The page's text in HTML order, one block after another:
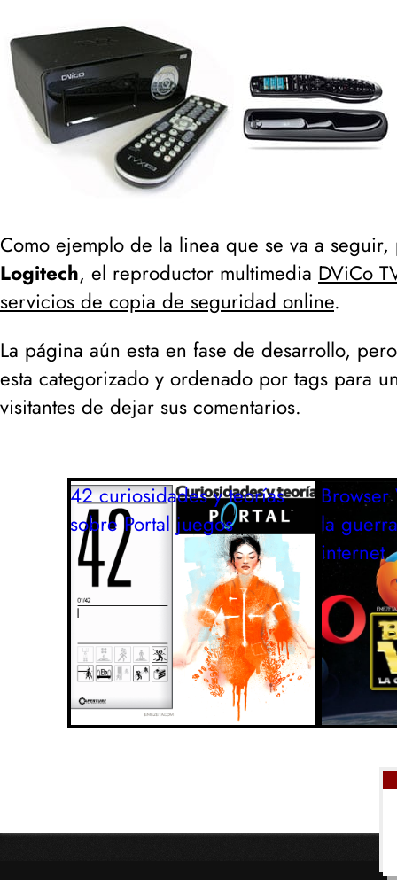
Como ejemplo de la linea que se va a
Logitech, el reproductor multimedia DViCo
servicios de copia de seguridad online.
La página aún esta en fase de desarrollo,
esta categorizado y ordenado por tags para
visitantes de dejar sus comentarios.
42 curiosidades y teorías
sobre Portal juegos
la
internet